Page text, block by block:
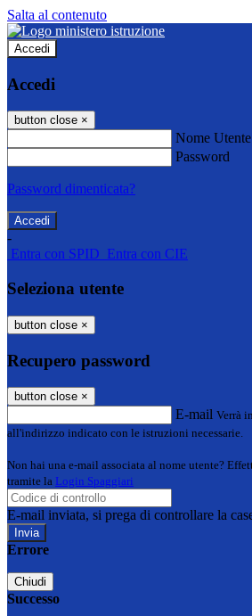
Salta al contenuto
Accedi
Accedi
button close ×
Nome Utente
Password
Password dimenticata?
-
Entra con SPID Entra con CIE
Seleziona utente
button close ×
Recupero password
button close ×
E-mail Verrà
all'indirizzo indicato con le istruzioni necessarie.
Non hai una e-mail associata al nome utente?
tramite la Login Spaggiari
E-mail inviata, si prega di controllare la
Errore
Chiudi
Successo